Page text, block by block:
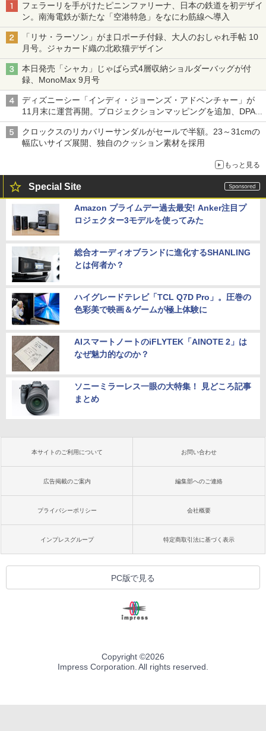
フェラーリを手がけたピニンファリーナ、日本の鉄道を初デザイ
ン。南海電鉄が新たな「空港特急」をなにわ筋線へ導入
「リサ・ラーソン」がま口ポーチ付録、大人のおしゃれ手帖 10
月号。ジャカード織の北欧猫デザイン
本日発売「シャカ」じゃばら式4層収納ショルダーバッグが付
録、MonoMax 9月号
ディズニーシー「インディ・ジョーンズ・アドベンチャー」が
11月末に運営再開。プロジェクションマッピングを追加、DPA
は1500円
クロックスのリカバリーサンダルがセールで半額。23～31cmの
幅広いサイズ展開、独自のクッション素材を採用
もっと見る
Special Site
Amazon プライムデー過去最安! Anker注目プ
ロジェクター3モデルを使ってみた
総合オーディオブランドに進化するSHANLING
とは何者か？
ハイグレードテレビ「TCL Q7D Pro」。圧巻の
色彩美で映画＆ゲームが極上体験に
AIスマートノートのiFLYTEK「AINOTE 2」は
なぜ魅力的なのか？
ソニーミラーレス一眼の大特集！ 見どころ記事
まとめ
本サイトのご利用について お問い合わせ
広告掲載のご案内 編集部へのご連絡
プライバシーポリシー 会社概要
インプレスグループ 特定商取引法に基づく表示
PC版で見る
Copyright ©2026
Impress Corporation. All rights reserved.